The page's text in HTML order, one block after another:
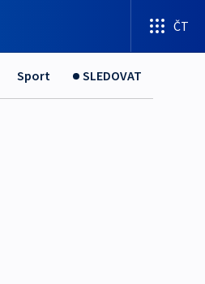
ČT
Sport SLEDOVAT